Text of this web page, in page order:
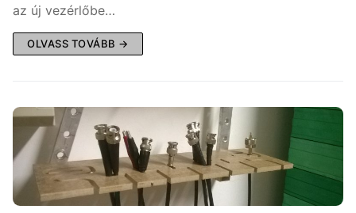
az új vezérlőbe…
OLVASS TOVÁBB →